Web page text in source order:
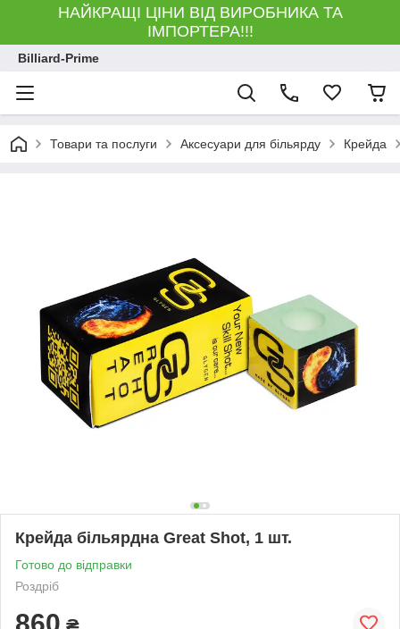
НАЙКРАЩІ ЦІНИ ВІД ВИРОБНИКА ТА
ІМПОРТЕРА!!!
Billiard-Prime
Товари та послуги Аксесуари для більярду Крейда
Крейда більярдна Great Shot, 1 шт.
Готово до відправки
Роздріб
860